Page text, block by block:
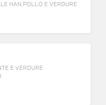
HAN,POLLO E VERDURE
E VERDURE